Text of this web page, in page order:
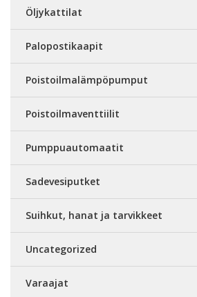
Öljykattilat
Palopostikaapit
Poistoilmalämpöpumput
Poistoilmaventtiilit
Pumppuautomaatit
Sadevesiputket
Suihkut, hanat ja tarvikkeet
Uncategorized
Varaajat